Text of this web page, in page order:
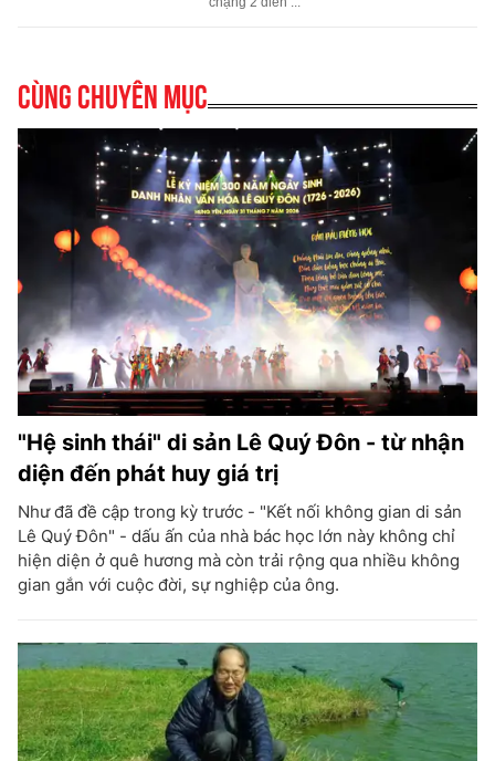
Cùng chuyên mục
"Hệ sinh thái" di sản Lê Quý Đôn - từ nhận
diện đến phát huy giá trị
Như đã đề cập trong kỳ trước - "Kết nối không gian di sản
Lê Quý Đôn" - dấu ấn của nhà bác học lớn này không chỉ
hiện diện ở quê hương mà còn trải rộng qua nhiều không
gian gắn với cuộc đời, sự nghiệp của ông.